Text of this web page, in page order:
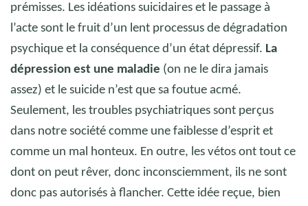
prémisses. Les idéations suicidaires et le passage à
l’acte sont le fruit d’un lent processus de dégradation
psychique et la conséquence d’un état dépressif. La
dépression est une maladie (on ne le dira jamais
assez) et le suicide n’est que sa foutue acmé.
Seulement, les troubles psychiatriques sont perçus
dans notre société comme une faiblesse d’esprit et
comme un mal honteux. En outre, les vétos ont tout ce
dont on peut rêver, donc inconsciemment, ils ne sont
donc pas autorisés à flancher. Cette idée reçue, bien